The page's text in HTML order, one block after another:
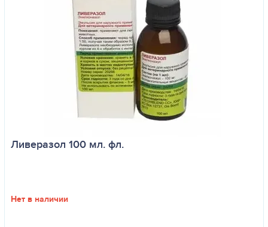
Ливеразол 100 мл. фл.
Нет в наличии